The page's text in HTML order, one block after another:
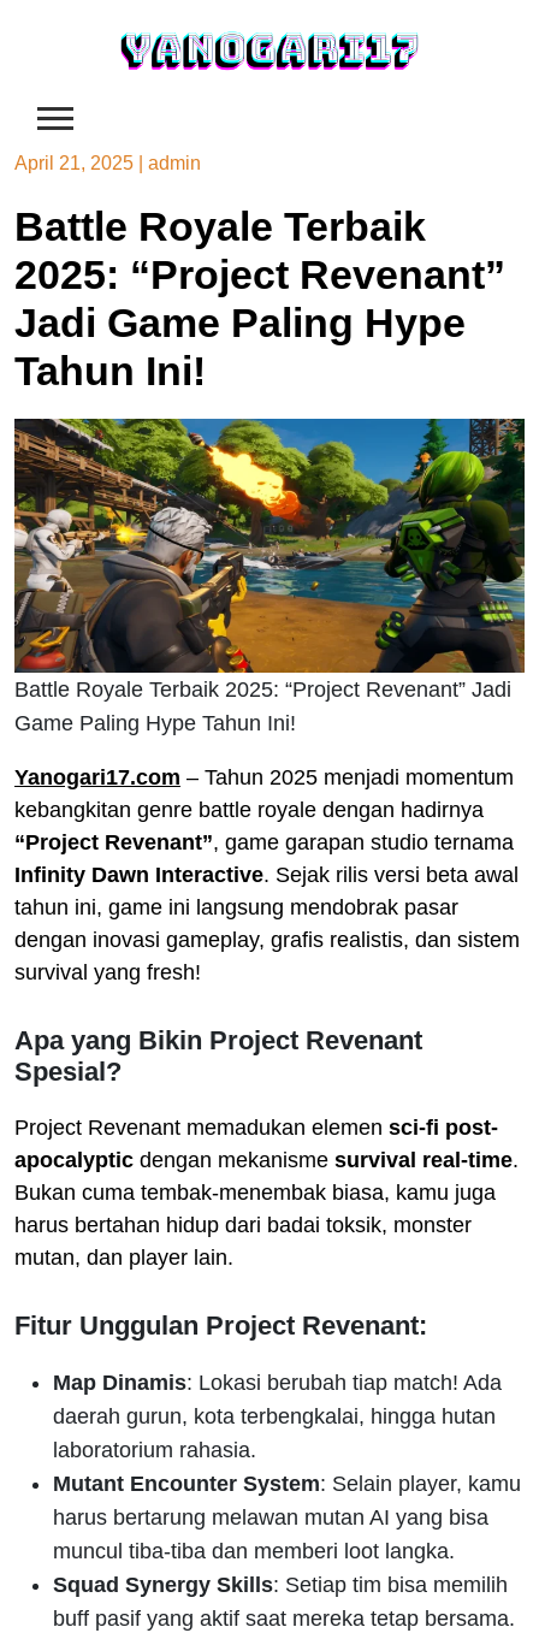
April 21, 2025 admin
Battle Royale Terbaik
2025: “Project Revenant”
Jadi Game Paling Hype
Tahun Ini!
Battle Royale Terbaik 2025: “Project Revenant” Jadi
Game Paling Hype Tahun Ini!
Yanogari17.com – Tahun 2025 menjadi momentum
kebangkitan genre battle royale dengan hadirnya
“Project Revenant”, game garapan studio ternama
Infinity Dawn Interactive. Sejak rilis versi beta awal
tahun ini, game ini langsung mendobrak pasar
dengan inovasi gameplay, grafis realistis, dan sistem
survival yang fresh!
Apa yang Bikin Project Revenant
Spesial?
Project Revenant memadukan elemen sci-fi post-
apocalyptic dengan mekanisme survival real-time.
Bukan cuma tembak-menembak biasa, kamu juga
harus bertahan hidup dari badai toksik, monster
mutan, dan player lain.
Fitur Unggulan Project Revenant:
Map Dinamis: Lokasi berubah tiap match! Ada
daerah gurun, kota terbengkalai, hingga hutan
laboratorium rahasia.
Mutant Encounter System: Selain player, kamu
harus bertarung melawan mutan AI yang bisa
muncul tiba-tiba dan memberi loot langka.
Squad Synergy Skills: Setiap tim bisa memilih
buff pasif yang aktif saat mereka tetap bersama.